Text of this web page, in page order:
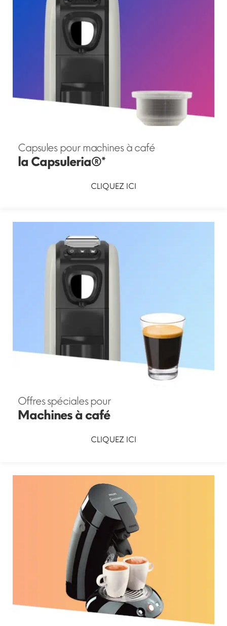
Capsules pour machines à café
la Capsuleria®*
CLIQUEZ ICI
Offres spéciales pour
Machines à café
CLIQUEZ ICI